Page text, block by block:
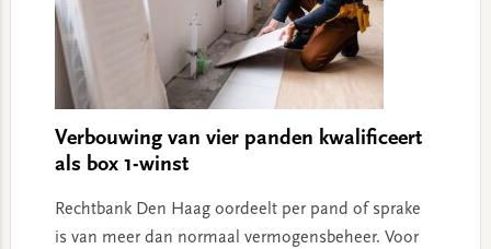
Verbouwing van vier panden kwalificeert
als box 1-winst
Rechtbank Den Haag oordeelt per pand of sprake
is van meer dan normaal vermogensbeheer. Voor